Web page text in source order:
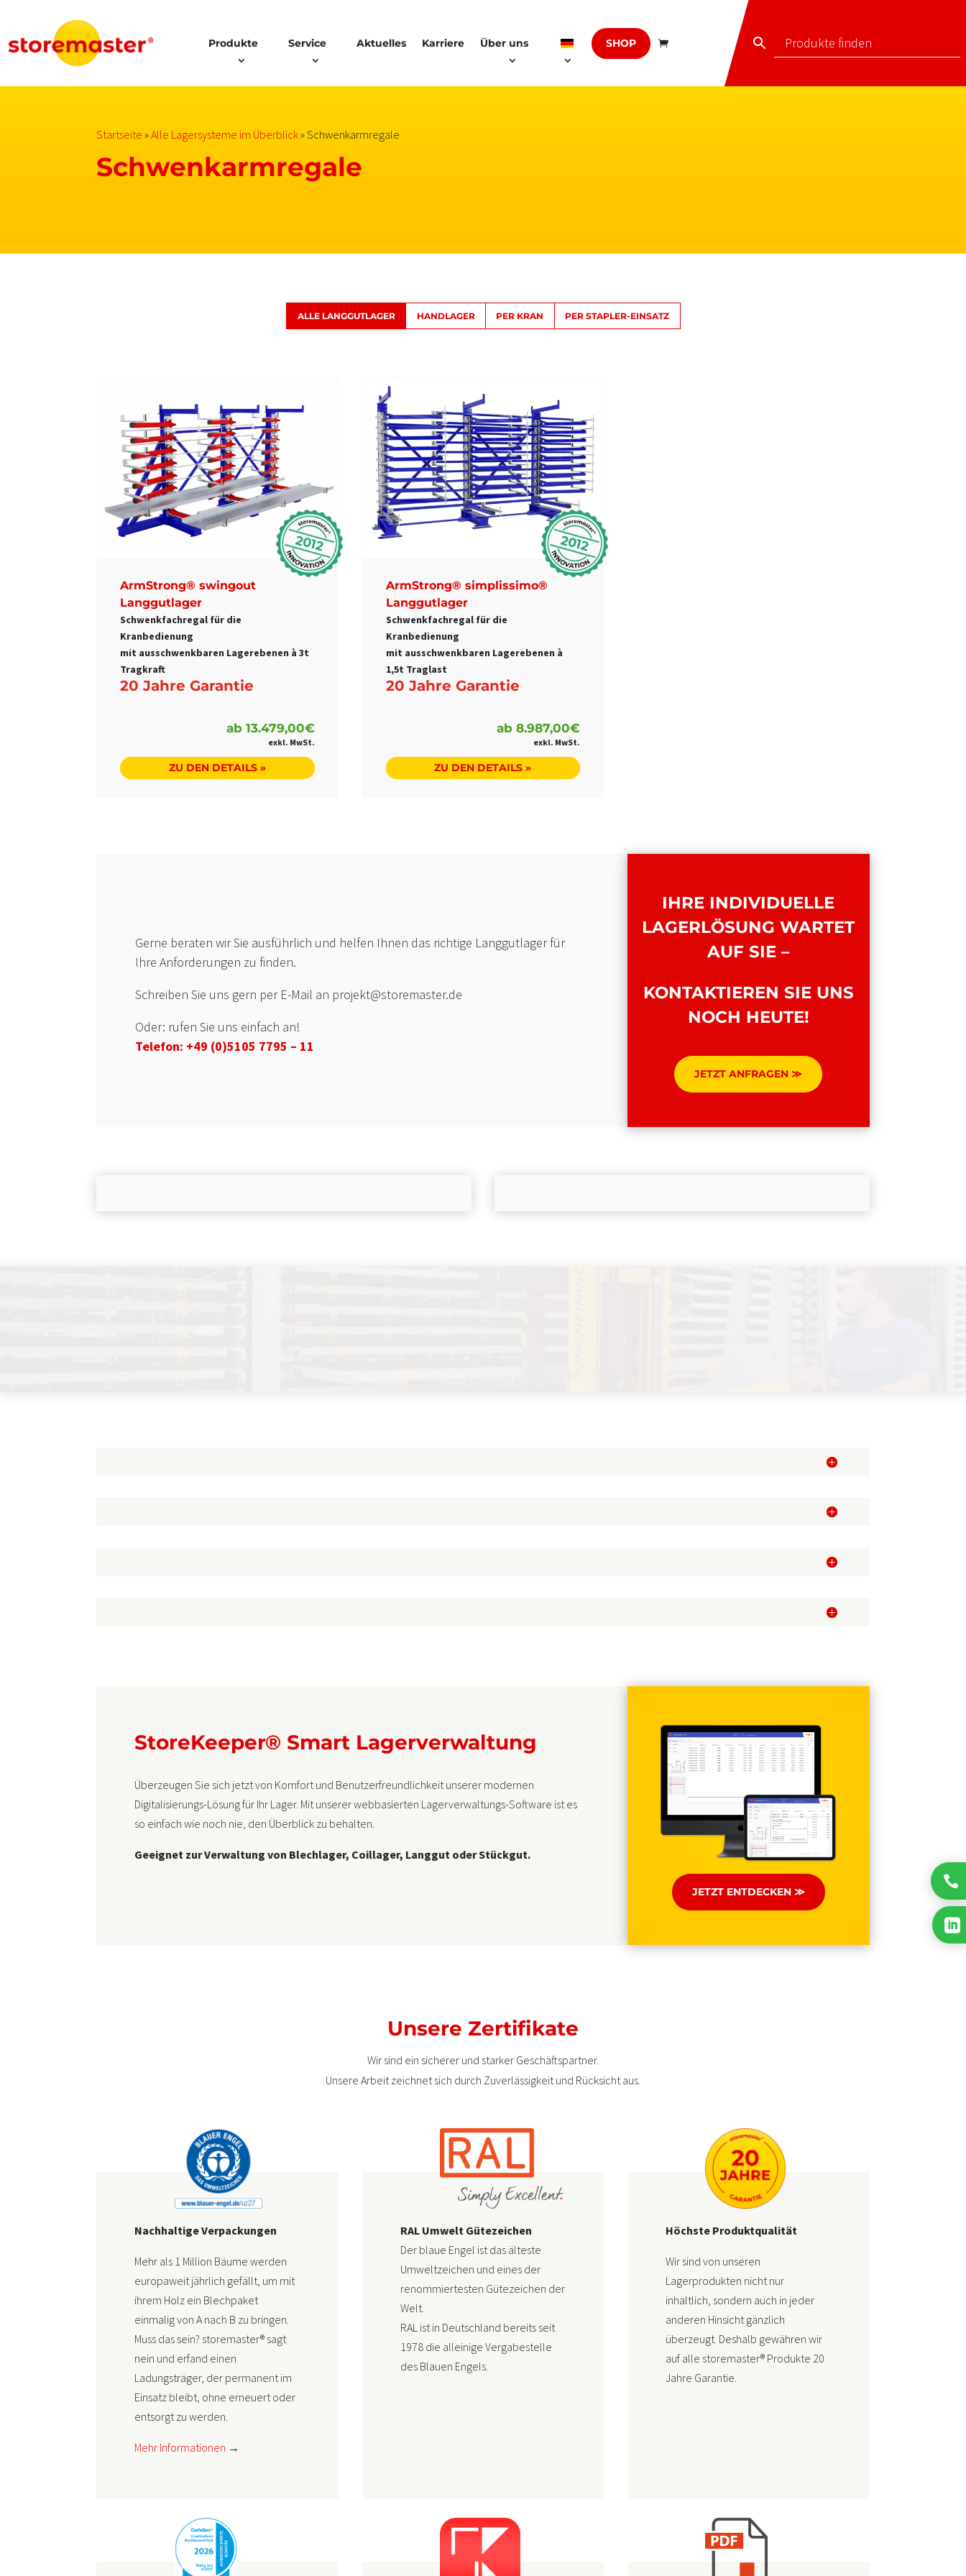
Produkte Service Aktuelles Karriere Über uns SHOP
Startseite »Alle Lagersysteme im Überblick»Schwenkarmregale
Schwenkarmregale
ALLE LANGGUTLAGER HANDLAGER PER KRAN PER STAPLER-EINSATZ
2012
ArmStrong® swingout
Langgutlager
Schwenkfachregal für die
Kranbedienung
mit ausschwenkbaren Lagerebenen à 3t
Tragkraft
20 Jahre Garantie
ab13.479,00€
ZU DEN DETAILS »
2012
ArmStrong® simplissimo®
Langgutlager
Schwenkfachregal für die
Kranbedienung
mit ausschwenkbaren Lagerebenen à
1,5t Traglast
20 Jahre Garantie
ab8.987,00€
ZU DEN DETAILS »
Gerne beraten wir Sie ausführlich und helfen Ihnen das richtige Langgutlager für
Ihre Anforderungen zu finden.
Schreiben Sie uns gern per E-Mail an projekt@storemaster.de
Oder: rufen Sie uns einfach an!
Telefon: +49 (0)5105 7795 – 11
IHRE INDIVIDUELLE
LAGERLÖSUNG WARTET
AUF SIE –
KONTAKTIEREN SIE UNS
NOCH HEUTE!
JETZT ANFRAGEN ≫
StoreKeeper® Smart Lagerverwaltung
Überzeugen Sie sich jetzt von Komfort und Benutzerfreundlichkeit unserer modernen
Digitalisierungs-Lösung für Ihr Lager. Mit unserer webbasierten Lagerverwaltungs-Software ist es
so einfach wie noch nie, den Überblick zu behalten.
Geeignet zur Verwaltung von Blechlager, Coillager, Langgut oder Stückgut.
JETZT ENTDECKEN ≫
Unsere Zertifikate
Wir sind ein sicherer und starker Geschäftspartner.
Unsere Arbeit zeichnet sich durch Zuverlässigkeit und Rücksicht aus.
Nachhaltige Verpackungen
Mehr als 1 Million Bäume werden
europaweit jährlich gefällt, um mit
ihrem Holz ein Blechpaket
einmalig von A nach B zu bringen.
Muss das sein? storemaster® sagt
nein und erfand einen
Ladungsträger, der permanent im
Einsatz bleibt, ohne erneuert oder
entsorgt zu werden.
Mehr Informationen →
RAL Umwelt Gütezeichen
Der blaue Engel ist das älteste
Umweltzeichen und eines der
renommiertesten Gütezeichen der
Welt.
RAL ist in Deutschland bereits seit
1978 die alleinige Vergabestelle
des Blauen Engels.
Höchste Produktqualität
Wir sind von unseren
Lagerprodukten nicht nur
inhaltlich, sondern auch in jeder
anderen Hinsicht gänzlich
überzeugt. Deshalb gewähren wir
auf alle storemaster® Produkte 20
Jahre Garantie.

